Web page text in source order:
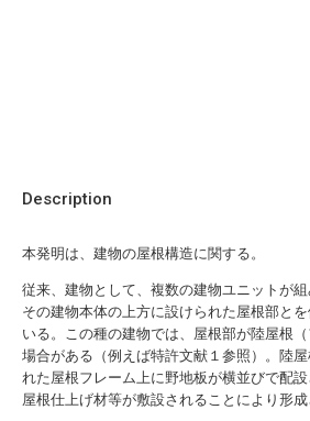
Description
本発明は、建物の屋根構造に関する。
従来、建物として、複数の建物ユニットが
その建物本体の上方に設けられた屋根部と
いる。この種の建物では、屋根部が陸屋根
場合がある（例えば特許文献１参照）。陸
れた屋根フレーム上に野地板が横並びで配
屋根仕上げ材等が敷設されることにより形成